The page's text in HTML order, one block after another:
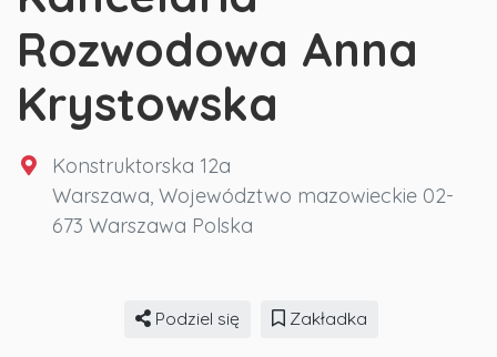
Rozwodowa Anna
Krystowska
Konstruktorska 12a
Warszawa, Województwo mazowieckie 02-
673 Warszawa Polska
Podziel się Zakładka